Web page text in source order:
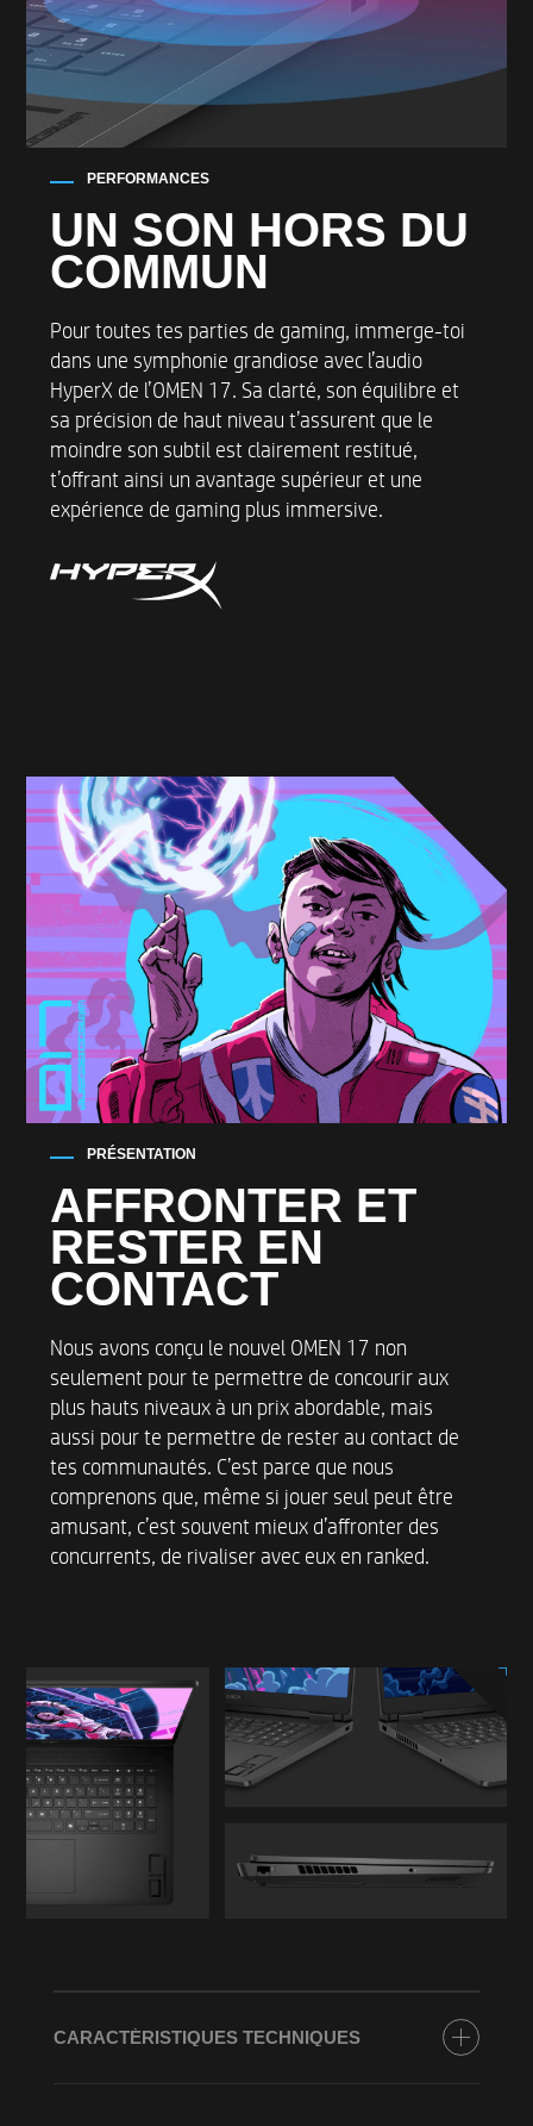
PERFORMANCES
UN SON HORS DU
COMMUN
Pour toutes tes parties de gaming, immerge-toi
dans une symphonie grandiose avec l’audio
HyperX de l’OMEN 17. Sa clarté, son équilibre et
sa précision de haut niveau t’assurent que le
moindre son subtil est clairement restitué,
t’offrant ainsi un avantage supérieur et une
expérience de gaming plus immersive.
PRÉSENTATION
AFFRONTER ET
RESTER EN
CONTACT
Nous avons conçu le nouvel OMEN 17 non
seulement pour te permettre de concourir aux
plus hauts niveaux à un prix abordable, mais
aussi pour te permettre de rester au contact de
tes communautés. C’est parce que nous
comprenons que, même si jouer seul peut être
amusant, c’est souvent mieux d’affronter des
concurrents, de rivaliser avec eux en ranked.
CARACTÉRISTIQUES TECHNIQUES